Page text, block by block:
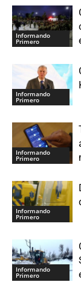
Informando
Primero
Informando
Primero
Informando
Primero
Informando
Primero
Informando
Primero